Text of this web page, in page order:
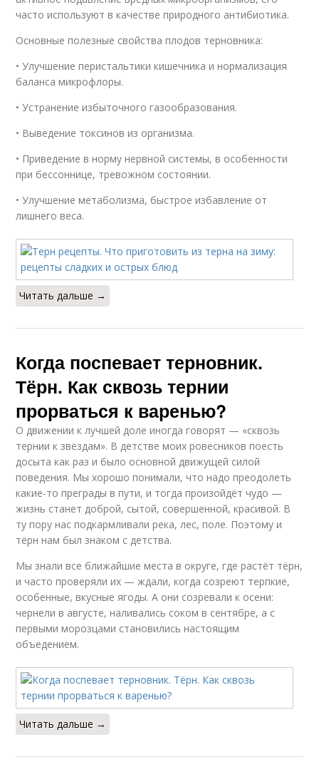
часто используют в качестве природного антибиотика.
Основные полезные свойства плодов терновника:
• Улучшение перистальтики кишечника и нормализация
баланса микрофлоры.
• Устранение избыточного газообразования.
• Выведение токсинов из организма.
• Приведение в норму нервной системы, в особенности
при бессоннице, тревожном состоянии.
• Улучшение метаболизма, быстрое избавление от
лишнего веса.
Читать дальше →
Когда поспевает терновник.
Тёрн. Как сквозь тернии
прорваться к варенью?
О движении к лучшей доле иногда говорят — «сквозь
тернии к звёздам». В детстве моих ровесников поесть
досыта как раз и было основной движущей силой
поведения. Мы хорошо понимали, что надо преодолеть
какие-то преграды в пути, и тогда произойдёт чудо —
жизнь станет доброй, сытой, совершенной, красивой. В
ту пору нас подкармливали река, лес, поле. Поэтому и
тёрн нам был знаком с детства.
Мы знали все ближайшие места в округе, где растёт тёрн,
и часто проверяли их — ждали, когда созреют терпкие,
особенные, вкусные ягоды. А они созревали к осени:
чернели в августе, наливались соком в сентябре, а с
первыми морозцами становились настоящим
объедением.
Читать дальше →